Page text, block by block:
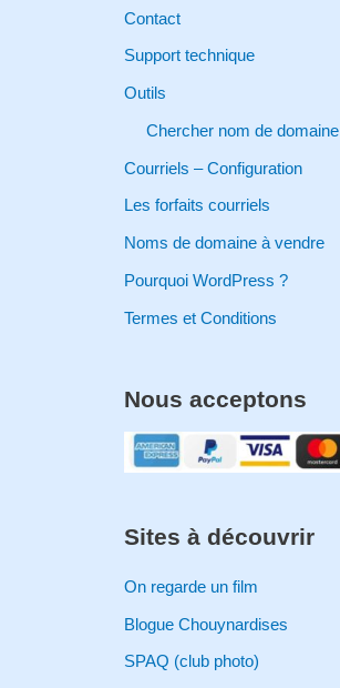
:
Contact
Support technique
Outils
Chercher nom de domaine
Courriels – Configuration
Les forfaits courriels
Noms de domaine à vendre
Pourquoi WordPress ?
Termes et Conditions
Nous acceptons
Sites à découvrir
On regarde un film
Blogue Chouynardises
SPAQ (club photo)